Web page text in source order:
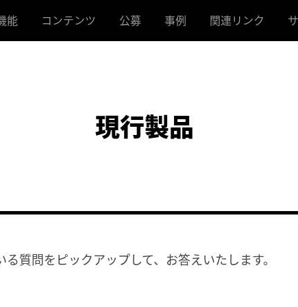
能
コンテンツ
RPGツクールMV Trinity 初
公募
事例 関連リンク
現行製品
質問をピックアップして、お答えいたします。